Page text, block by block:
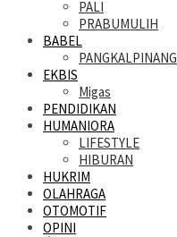
PALI
PRABUMULIH
BABEL
PANGKALPINANG
EKBIS
Migas
PENDIDIKAN
HUMANIORA
LIFESTYLE
HIBURAN
HUKRIM
OLAHRAGA
OTOMOTIF
OPINI